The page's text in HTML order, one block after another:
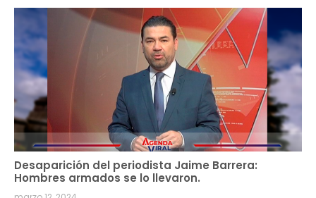
Desaparición del periodista Jaime Barrera:
Hombres armados se lo llevaron.